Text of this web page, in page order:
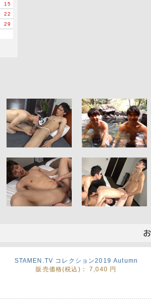
15
22
29
STAMEN.TV コレクション2019 Autumn
販売価格(税込)：
7,040 円